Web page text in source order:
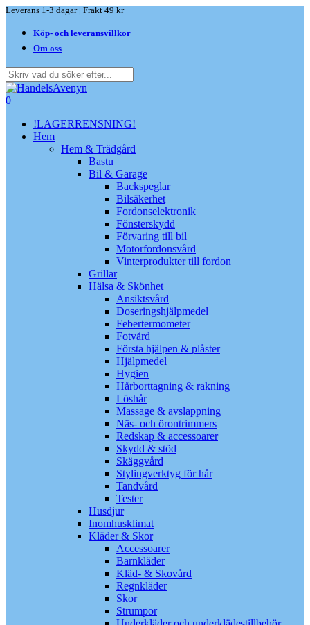
Skip
main
content
Leverans 1-3 dagar | Frakt 49 kr
Köp- och leveransvillkor
Om oss
Close
Search
search
0
!LAGERRENSNING!
Hem
Hem & Trädgård
Bastu
Bil & Garage
Backspeglar
Bilsäkerhet
Fordonselektronik
Fönsterskydd
Förvaring till bil
Motorfordonsvård
Vinterprodukter till fordon
Grillar
Hälsa & Skönhet
Ansiktsvård
Doseringshjälpmedel
Febertermometer
Fotvård
Första hjälpen & plåster
Hjälpmedel
Hygien
Hårborttagning & rakning
Löshår
Massage & avslappning
Näs- och örontrimmers
Redskap & accessoarer
Skydd & stöd
Skäggvård
Stylingverktyg för hår
Tandvård
Tester
Husdjur
Inomhusklimat
Kläder & Skor
Accessoarer
Barnkläder
Kläd- & Skovård
Regnkläder
Skor
Strumpor